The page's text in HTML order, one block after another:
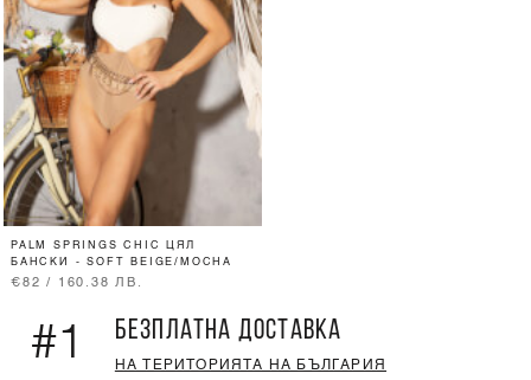
PALM SPRINGS CHIC ЦЯЛ
БАНСКИ - SOFT BEIGE/MOCHA
€82 / 160.38 ЛВ.
#1 БЕЗПЛАТНА ДОСТАВКА
НА ТЕРИТОРИЯТА НА БЪЛГАРИЯ